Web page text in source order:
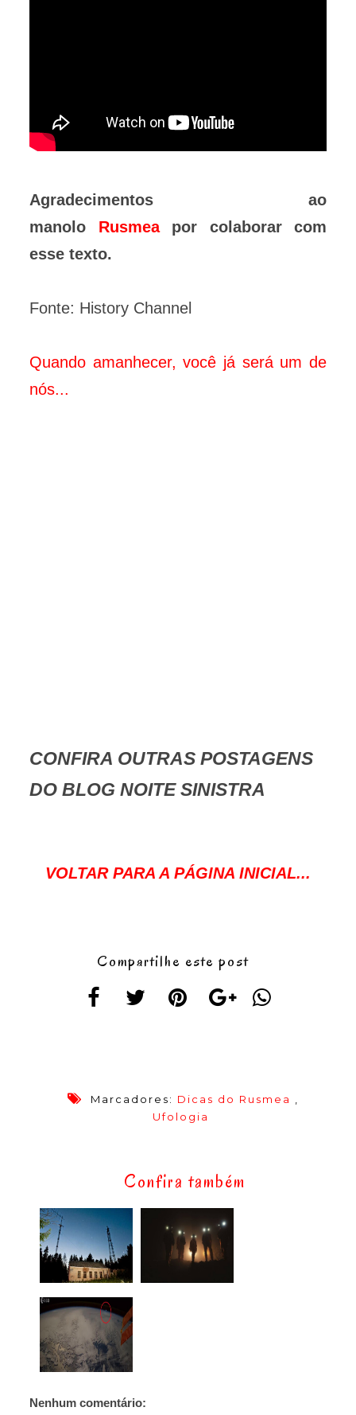
Agradecimentos ao
manolo Rusmeapor colaborar com
esse texto.
Fonte: History Channel
Quando amanhecer, você já será um de
nós...
CONFIRA OUTRAS POSTAGENS
DO BLOG NOITE SINISTRA
VOLTAR PARA A PÁGINA INICIAL...
Compartilhe este post
Marcadores: Dicas do Rusmea ,
Ufologia
Confira também
Nenhum comentário: